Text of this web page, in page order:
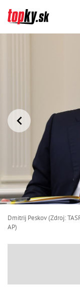
Dmitrij Peskov (Zdroj:
AP)